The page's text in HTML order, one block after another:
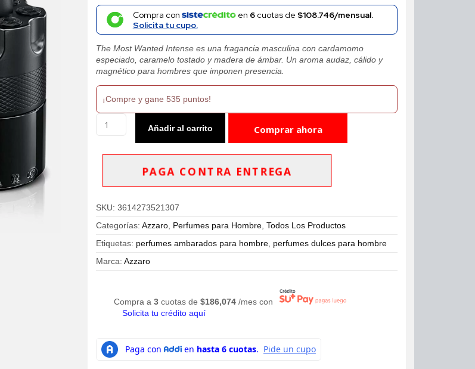
Compra con en 6cuotas de $108.746/mensual.
Solicita tu cupo.
The Most Wanted Intense es una fragancia masculina con cardamomo
especiado, caramelo tostado y madera de ámbar. Un aroma audaz, cálido y
magnético para hombres que imponen presencia.
¡Compre y gane 535 puntos!
The
Wanted
Parfum
100ml
Hombre
cantidad
Añadir al carrito Comprar ahora
PAGA CONTRA ENTREGA
SKU:3614273521307
Categorías:Azzaro Perfumes para Hombre ,Todos Los Productos
Etiquetas: perfumes ambarados para hombre perfumes dulces para hombre
Marca:Azzaro
Compra a3 cuotas de$186,074 /mes con
Solicita tu crédito aquí